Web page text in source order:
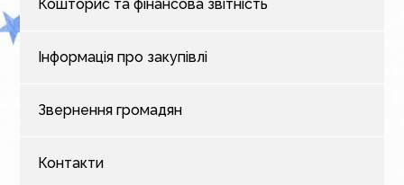
Кошторис та фінансова звітність
Інформація про закупівлі
Звернення громадян
Контакти